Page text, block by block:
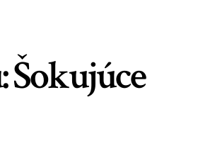
Šokujúce